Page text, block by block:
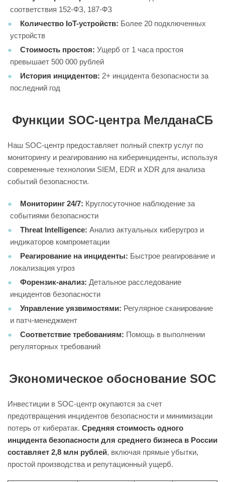
соответствия 152-ФЗ, 187-ФЗ
Количество IoT-устройств: Более 20 подключенных
устройств
Стоимость простоя: Ущерб от 1 часа простоя
превышает 500 000 рублей
История инцидентов: 2+ инцидента безопасности за
последний год
Функции SOC-центра МелданаСБ
Наш SOC-центр предоставляет полный спектр услуг по
мониторингу и реагированию на киберинциденты, используя
современные технологии SIEM, EDR и XDR для анализа
событий безопасности.
Мониторинг 24/7: Круглосуточное наблюдение за
событиями безопасности
Threat Intelligence: Анализ актуальных киберугроз и
индикаторов компрометации
Реагирование на инциденты: Быстрое реагирование и
локализация угроз
Форензик-анализ: Детальное расследование
инцидентов безопасности
Управление уязвимостями: Регулярное сканирование
и патч-менеджмент
Соответствие требованиям: Помощь в выполнении
регуляторных требований
Экономическое обоснование SOC
Инвестиции в SOC-центр окупаются за счет
предотвращения инцидентов безопасности и минимизации
потерь от кибератак. Средняя стоимость одного
инцидента безопасности для среднего бизнеса в России
составляет 2,8 млн рублей, включая прямые убытки,
простой производства и репутационный ущерб.